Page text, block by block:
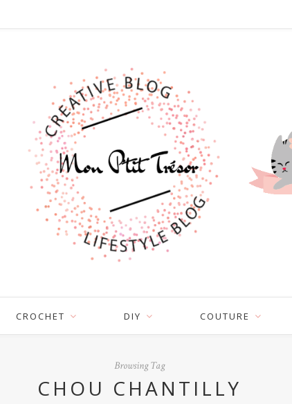
CROCHET DIY COUTURE
Browsing Tag
CHOU CHANTILLY